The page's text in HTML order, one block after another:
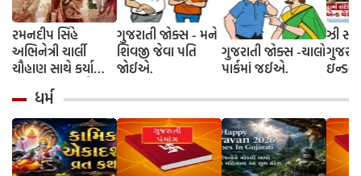
રમનદીપ સિંહે
અભિનેત્રી ચાર્લી
ચૌહાણ સાથે કર્યા
લગ્ન, જશ્નમાં ક્રિકેટ
જગતના કલાકારોની
હાજરી
ગુજરાતી જોક્સ - મને
શિવજી જેવા પતિ
જોઈએ.
ગુજરાતી જોક્સ -ચાલો
પાર્કમાં જઈએ.
ઝી
ચેરી'
રિલીઝ
ધર્મ